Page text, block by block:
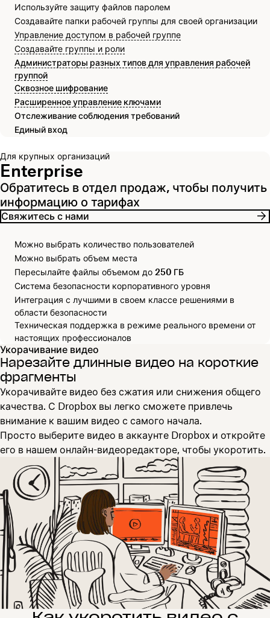
Используйте защиту файлов паролем
Создавайте папки рабочей группы для своей организации
Управление доступом в рабочей группе
Создавайте группы и роли
Администраторы разных типов для управления рабочей
группой
Сквозное шифрование
Расширенное управление ключами
Отслеживание соблюдения требований
Единый вход
Для крупных организаций
Enterprise
Обратитесь в отдел продаж, чтобы получить
информацию о тарифах
Свяжитесь с нами
Можно выбрать количество пользователей
Можно выбрать объем места
Пересылайте файлы объемом до 250 ГБ
Система безопасности корпоративного уровня
Интеграция с лучшими в своем классе решениями в
области безопасности
Техническая поддержка в режиме реального времени от
настоящих профессионалов
Укорачивание видео
Нарезайте длинные видео на короткие
фрагменты
Укорачивайте видео без сжатия или снижения общего
качества. С Dropbox вы легко сможете привлечь
внимание к вашим видео с самого начала.
Просто выберите видео в аккаунте Dropbox и откройте
его в нашем онлайн-видеоредакторе, чтобы укоротить.